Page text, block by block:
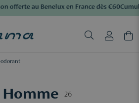
offerte au Benelux en France dès €60
26